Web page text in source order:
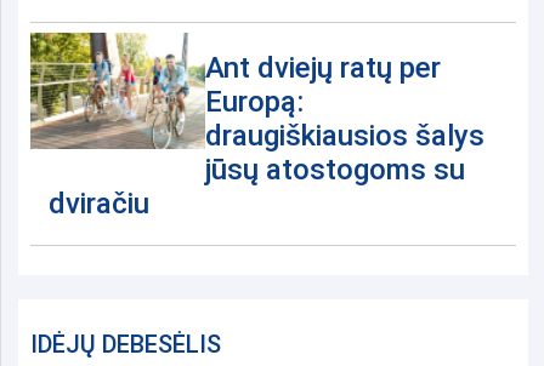
Ant dviejų ratų per
Europą:
draugiškiausios šalys
jūsų atostogoms su
dviračiu
IDĖJŲ DEBESĖLIS